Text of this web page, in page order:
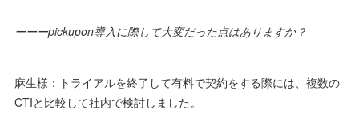
ーーーpickupon導入に際して大変だった点はありますか？
麻生様：トライアルを終了して有料で契約をする際には、複数の
CTIと比較して社内で検討しました。